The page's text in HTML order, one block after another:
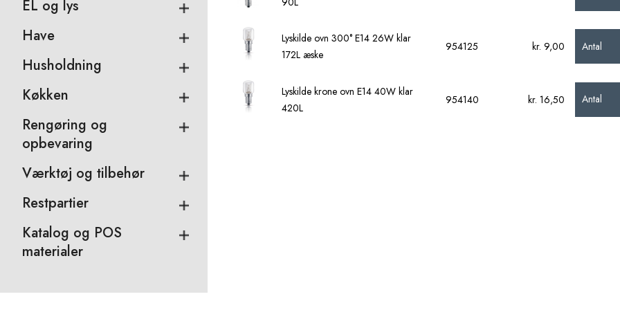
EL og lys
Have
Husholdning
Køkken
Rengøring og
opbevaring
Værktøj og tilbehør
Restpartier
Katalog og POS
materialer
Lyskilde ovn 300° E14 26W klar
172L æske
954125 kr. 9,00 Antal
Lyskilde krone ovn E14 40W klar
420L
954140 kr. 16,50 Antal